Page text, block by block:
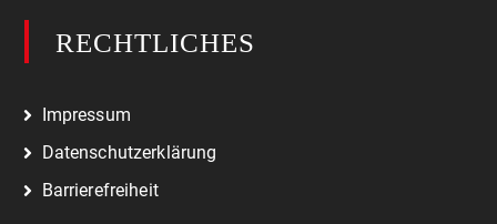
RECHTLICHES
Impressum
Datenschutzerklärung
Barrierefreiheit